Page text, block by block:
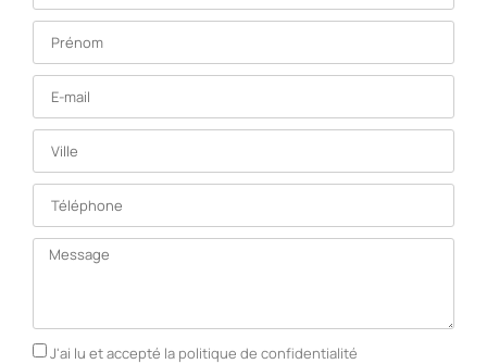
J'ai lu et accepté la politique de confidentialité